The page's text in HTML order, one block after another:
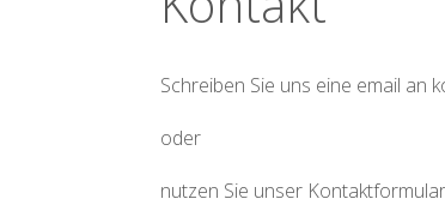
Schreiben Sie uns eine email an
oder
nutzen Sie unser